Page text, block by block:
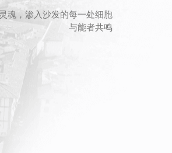
魂，渗入沙发的每一处细胞
与能者共鸣